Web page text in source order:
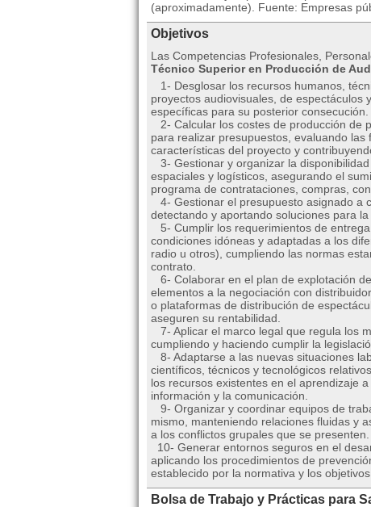
(aproximadamente). Fuente: Empresas
Objetivos
Las Competencias Profesionales,
Técnico Superior en Producción de
1- Desglosar los recursos humanos,
proyectos audiovisuales, de
específicas para su posterior consecución.
2- Calcular los costes de producción de
para realizar presupuestos, evaluando
características del proyecto y
3- Gestionar y organizar la
espaciales y logísticos, asegurando el
programa de contrataciones, compras,
4- Gestionar el presupuesto asignado a
detectando y aportando soluciones para
5- Cumplir los requerimientos de
condiciones idóneas y adaptadas a los
radio u otros), cumpliendo las normas
contrato.
6- Colaborar en el plan de explotación
elementos a la negociación con
o plataformas de distribución de
aseguren su rentabilidad.
7- Aplicar el marco legal que regula los
cumpliendo y haciendo cumplir la
8- Adaptarse a las nuevas situaciones
científicos, técnicos y tecnológicos
los recursos existentes en el aprendizaje
información y la comunicación.
9- Organizar y coordinar equipos de
mismo, manteniendo relaciones fluidas y
a los conflictos grupales que se presenten.
10- Generar entornos seguros en el
aplicando los procedimientos de
establecido por la normativa y los
Bolsa de Trabajo y Prácticas para